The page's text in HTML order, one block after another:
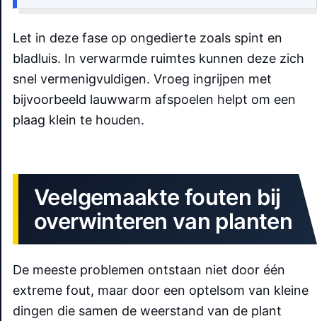
Let in deze fase op ongedierte zoals spint en
bladluis. In verwarmde ruimtes kunnen deze zich
snel vermenigvuldigen. Vroeg ingrijpen met
bijvoorbeeld lauwwarm afspoelen helpt om een
plaag klein te houden.
Veelgemaakte fouten bij
overwinteren van planten
De meeste problemen ontstaan niet door één
extreme fout, maar door een optelsom van kleine
dingen die samen de weerstand van de plant